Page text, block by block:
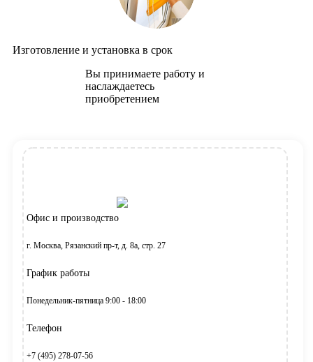
Изготовление и установка в срок
Вы принимаете работу и
наслаждаетесь
приобретением
Офис и производство
г. Москва, Рязанский пр-т, д. 8а, стр. 27
График работы
Понедельник-пятница 9:00 - 18:00
Телефон
+7 (495) 278-07-56